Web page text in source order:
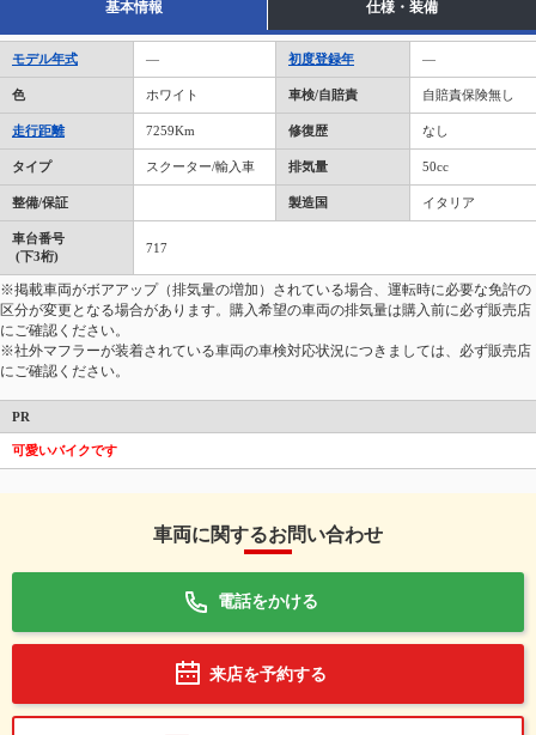
基本情報 仕様・装備
モデル年式 ― 初度登録年 ―
色 ホワイト 車検/自賠責 自賠責保険無し
走行距離 7259Km 修復歴 なし
タイプ スクーター/輸入車 排気量 50cc
整備/保証 製造国 イタリア
車台番号
(下3桁)
717
※掲載車両がボアアップ（排気量の増加）されている場合、運転時に必要な免許の
区分が変更となる場合があります。購入希望の車両の排気量は購入前に必ず販売店
にご確認ください。
※社外マフラーが装着されている車両の車検対応状況につきましては、必ず販売店
にご確認ください。
PR
可愛いバイクです
車両に関するお問い合わせ
電話をかける
来店を予約する